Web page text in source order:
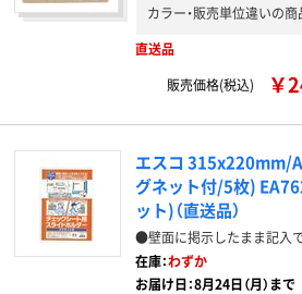
カラー・販売単位違いの商
直送品
販売価格(税込)
￥
エスコ 315x220mm/
グネット付/5枚)
ット)（直送品）
●壁面に掲示したまま記入
在庫：わずか
お届け日：8月24日（月）まで